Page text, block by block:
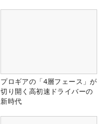
プロギアの「4層フェース」が
切り開く高初速ドライバーの
新時代